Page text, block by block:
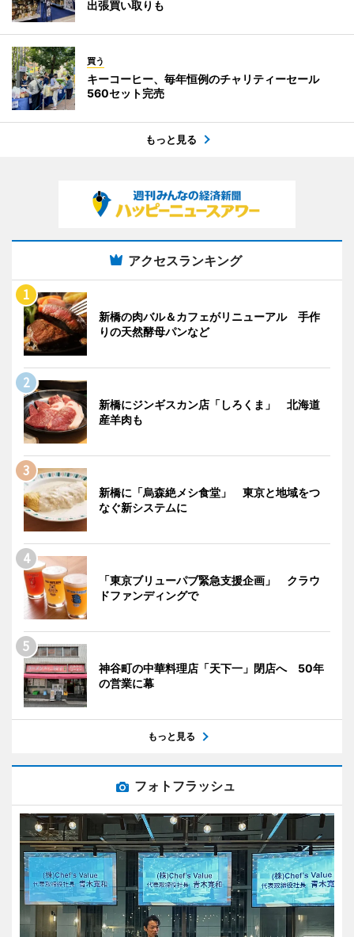
出張買い取りも
買う
キーコーヒー、毎年恒例のチャリティーセール
560セット完売
もっと見る
アクセスランキング
新橋の肉バル＆カフェがリニューアル 手作
りの天然酵母パンなど
新橋にジンギスカン店「しろくま」 北海道
産羊肉も
新橋に「烏森絶メシ食堂」 東京と地域をつ
なぐ新システムに
「東京ブリューパブ緊急支援企画」 クラウ
ドファンディングで
神谷町の中華料理店「天下一」閉店へ 50年
の営業に幕
もっと見る
フォトフラッシュ